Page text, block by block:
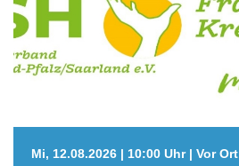
Mi, 12.08.2026 | 10:00 Uhr | Vor Ort